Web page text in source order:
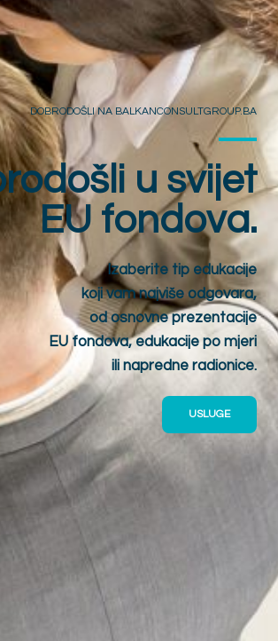
DOBRODOŠLI NA BALKANCONSULTGROUP.BA
u svijet
EU fondova.
Izaberite tip edukacije
koji vam najviše odgovara,
od osnovne prezentacije
EU fondova, edukacije po mjeri
ili napredne radionice.
USLUGE